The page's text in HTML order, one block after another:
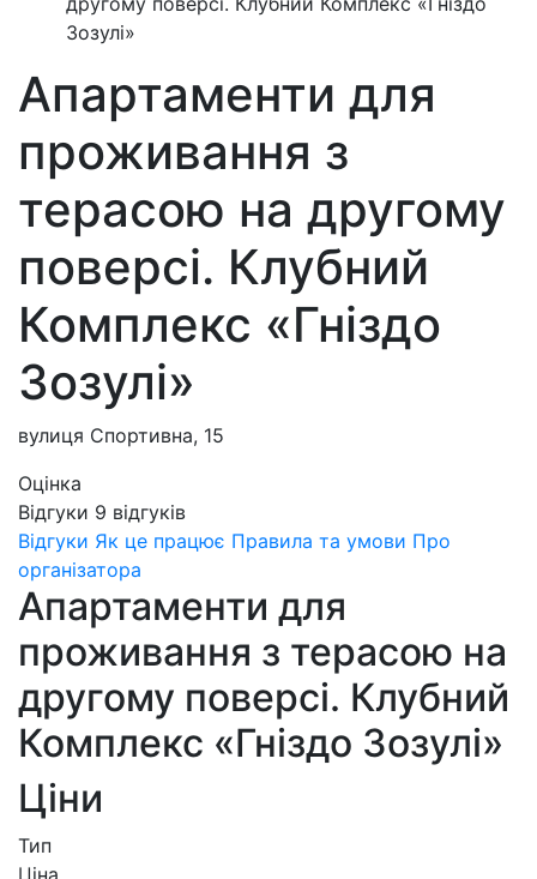
Зозулі»
Апартаменти для
проживання з
терасою на другому
поверсі. Клубний
Комплекс «Гніздо
Зозулі»
вулиця Спортивна, 15
Оцінка
Відгуки 9 відгуків
Відгуки Як це працює Правила та умови Про
організатора
Апартаменти для
проживання з терасою на
другому поверсі. Клубний
Комплекс «Гніздо Зозулі»
Ціни
Тип
Ціна